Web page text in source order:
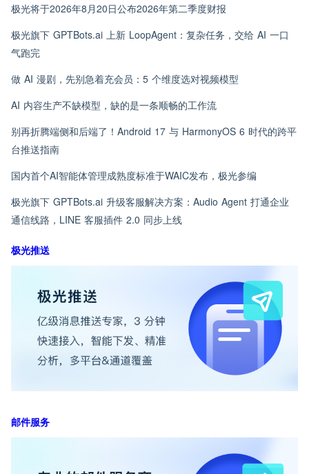
极光将于2026年8月20日公布2026年第二季度财报
极光旗下 GPTBots.ai 上新 LoopAgent：复杂任务，交给 AI 一口
气跑完
做 AI 漫剧，先别急着充会员：5 个维度选对视频模型
AI 内容生产不缺模型，缺的是一条顺畅的工作流
别再折腾端侧和后端了！Android 17 与 HarmonyOS 6 时代的跨平
台推送指南
国内首个AI智能体管理成熟度标准于WAIC发布，极光参编
极光旗下 GPTBots.ai 升级客服解决方案：Audio Agent 打通企业
通信线路，LINE 客服插件 2.0 同步上线
极光推送
邮件服务